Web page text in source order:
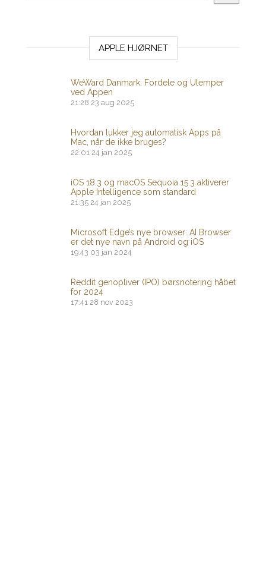
APPLE HJØRNET
WeWard Danmark: Fordele og Ulemper
ved Appen
21:28 23 aug 2025
Hvordan lukker jeg automatisk Apps på
Mac, når de ikke bruges?
22:01 24 jan 2025
iOS 18.3 og macOS Sequoia 15.3 aktiverer
Apple Intelligence som standard
21:35 24 jan 2025
Microsoft Edge’s nye browser: AI Browser
er det nye navn på Android og iOS
19:43 03 jan 2024
Reddit genopliver (IPO) børsnotering håbet
for 2024
17:41 28 nov 2023